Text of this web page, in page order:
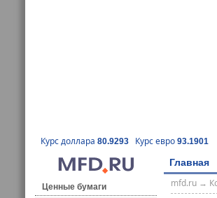
Курс доллара 80.9293 Курс евро 93.1901
Главная
Ценные бумаги
mfd.ru→